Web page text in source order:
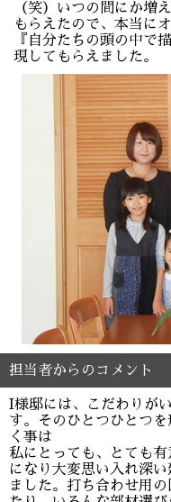
（笑）いつの間にか増
もらえたので、本当に
『自分たちの頭の中で
現してもらえました。
担当者からのコメント
I様邸には、こだわりが
す。そのひとつひとつを
く事は
私にとっても、とても有
になり大変思い入れ深い
ました。打ち合わせ用の